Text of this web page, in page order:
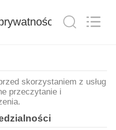
skorzystaniem z usług
przeczytanie i